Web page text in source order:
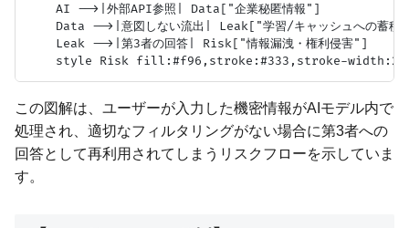
    AI -->|外部API参照| Data["企業秘匿情報"]
Data -->|意図しない流出| Leak["学習/キャッシュへの蓄積
    Leak -->|第3者の回答| Risk["情報漏洩・権利侵害"]
この図解は、ユーザーが入力した機密情報がAIモデル内で
処理され、適切なフィルタリングがない場合に第3者への
回答として再利用されてしまうリスクフローを示していま
す。